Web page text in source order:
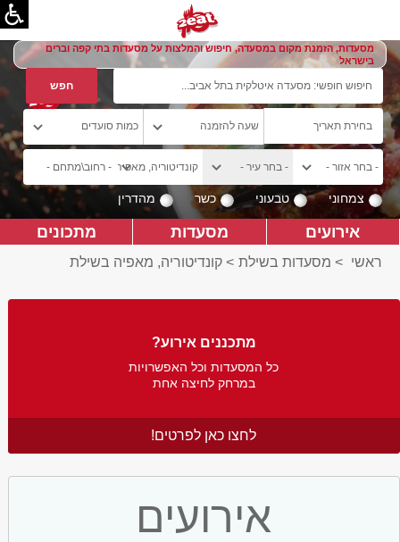
מסעדות, הזמנת מקום במסעדה, חיפוש והמלצות על מסעדות בתי קפה וברים
בישראל
צמחוני טבעוני כשר מהדרין
אירועים מסעדות מתכונים
ראשי > מסעדות בשילת > קונדיטוריה, מאפיה בשילת
מתכננים אירוע?
כל המסעדות וכל האפשרויות
במרחק לחיצה אחת
לחצו כאן לפרטים!
אירועים